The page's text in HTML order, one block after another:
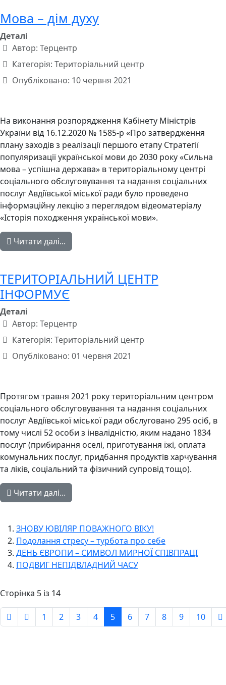
Мова – дім духу
Деталі
Автор: Терцентр
Категорія: Територіальний центр
Опубліковано: 10 червня 2021
На виконання розпорядження Кабінету Міністрів
України від 16.12.2020 № 1585-р «Про затвердження
плану заходів з реалізації першого етапу Стратегії
популяризації української мови до 2030 року «Сильна
мова – успішна держава» в територіальному центрі
соціального обслуговування та надання соціальних
послуг Авдіївської міської ради було проведено
інформаційну лекцію з переглядом відеоматеріалу
«Історія походження української мови».
Читати далі...
ТЕРИТОРІАЛЬНИЙ ЦЕНТР
ІНФОРМУЄ
Деталі
Автор: Терцентр
Категорія: Територіальний центр
Опубліковано: 01 червня 2021
Протягом травня 2021 року територіальним центром
соціального обслуговування та надання соціальних
послуг Авдіївської міської ради обслуговано 295 осіб, в
тому числі 52 особи з інвалідністю, яким надано 1834
послуг (прибирання оселі, приготування їжі, оплата
комунальних послуг, придбання продуктів харчування
та ліків, соціальний та фізичний супровід тощо).
Читати далі...
ЗНОВУ ЮВІЛЯР ПОВАЖНОГО ВІКУ!
Подолання стресу – турбота про себе
ДЕНЬ ЄВРОПИ – СИМВОЛ МИРНОЇ СПІВПРАЦІ
ПОДВИГ НЕПІДВЛАДНИЙ ЧАСУ
Сторінка 5 із 14
1 2 3 4 5 6 7 8 9 10